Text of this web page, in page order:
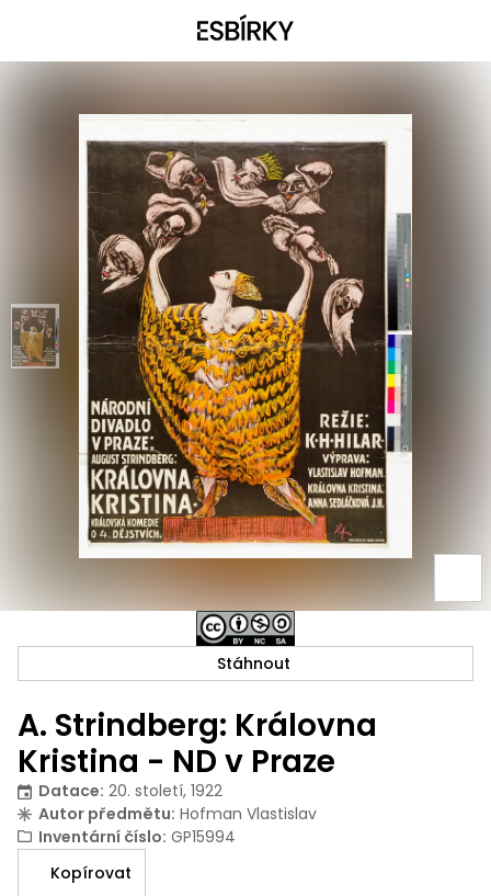
A. Strindberg: Královna
Kristina - ND v Praze
Datace: 20. století, 1922
Autor předmětu: Hofman Vlastislav
Inventární číslo: GP15994
Kopírovat
Stáhnout